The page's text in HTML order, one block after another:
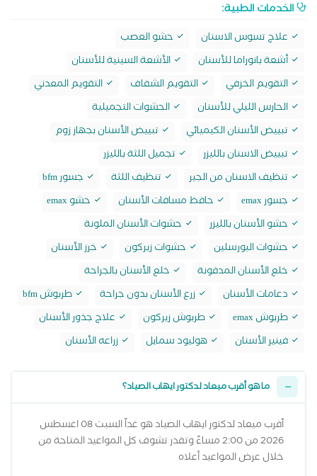
الخدمات الطبية:
علاج تسوس الاسنان
حشو العصب
أشعة بانوراما للأسنان
الأشعة السينية للأسنان
التقويم الخزفي
التقويم الشفاف
التقويم المعدني
الحارس الليلي للأسنان
الحشوات التجميلية
تبييض الأسنان الكيميائي
تبييض الأسنان بجهاز زوم
تبييض الاسنان بالليزر
تجميل اللثة بالليزر
تنظيف الاسنان من الجير
تنظيف اللثة
جسور bfm
جسور emax
حافظ مسافات الأسنان
حشو emax
حشو الأسنان بالليزر
حشوات الأسنان الملونة
حشوات البورسلين
حشوات زيركون
خرز الأسنان
خلع الأسنان المدفونة
خلع الأسنان بالجراحة
دعامات الأسنان
زرع الأسنان بدون جراحة
طربوش bfm
طربوش emax
طربوش زيركون
علاج جذور الأسنان
فينير الأسنان
هوليود سمايل زراعه الأسنان
ما هو أقرب ميعاد لدكتور ايهاب الصياد؟
أقرب ميعاد لدكتور ايهاب الصياد هو غداً السبت 08 اغسطس
2026 من 2:00 مساءً وتقدر تشوف كل المواعيد المتاحة من
خلال عرض المواعيد أعلاه